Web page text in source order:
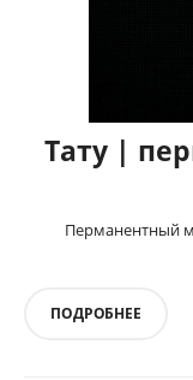
Тату |
Перманентный
ПОДРОБНЕЕ